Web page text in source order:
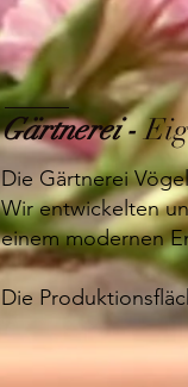
Gärtnerei-
Die Gärtnerei
Wir entwickelten
einem modernen
Die